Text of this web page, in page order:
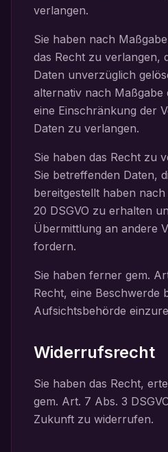
verlangen.
Sie haben nach
das Recht zu verlangen,
Daten unverzüglich
alternativ nach Maßgabe
eine Einschränkung der
Daten zu verlangen.
Sie haben das Recht zu
Sie betreffenden Daten,
bereitgestellt haben
20 DSGVO zu erhalten
Übermittlung an andere
fordern.
Sie haben ferner gem.
Recht, eine Beschwerde
Aufsichtsbehörde
Widerrufsrecht
Sie haben das Recht,
gem. Art. 7 Abs. 3
Zukunft zu widerrufen.